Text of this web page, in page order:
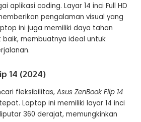
aplikasi coding. Layar 14 inci Full HD
pengalaman visual yang
ini juga memiliki daya tahan
membuatnya ideal untuk
14 (2024)
fleksibilitas, Asus ZenBook Flip 14
Laptop ini memiliki layar 14 inci
360 derajat, memungkinkan